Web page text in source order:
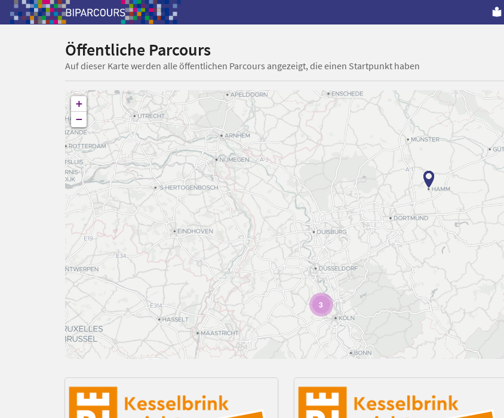
Öffentliche Parcours
Auf dieser Karte werden alle öffentlichen Parcours angezeigt, die einen Startpunkt haben
3
+
−